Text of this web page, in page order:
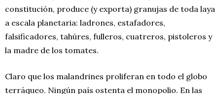
constitución, produce (y exporta) granujas de toda laya
a escala planetaria: ladrones, estafadores,
falsificadores, tahúres, fulleros, cuatreros, pistoleros y
la madre de los tomates.
Claro que los malandrines proliferan en todo el globo
terráqueo. Ningún país ostenta el monopolio. En las